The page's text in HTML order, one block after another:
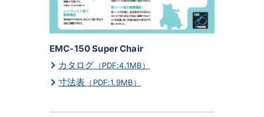
EMC-150 Super Chair
カタログ （PDF:4.1MB）
寸法表 （PDF:1.9MB）